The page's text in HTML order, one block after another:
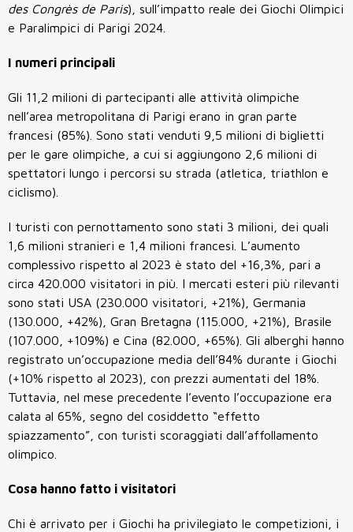
des Congrès de Paris) , sull’impatto reale dei Giochi Olimpici
e Paralimpici di Parigi 2024.
I numeri principali
Gli 11,2 milioni di partecipanti alle attività olimpiche
nell’area metropolitana di Parigi erano in gran parte
francesi (85%). Sono stati venduti 9,5 milioni di biglietti
per le gare olimpiche, a cui si aggiungono 2,6 milioni di
spettatori lungo i percorsi su strada (atletica, triathlon e
ciclismo).
I turisti con pernottamento sono stati 3 milioni, dei quali
1,6 milioni stranieri e 1,4 milioni francesi. L’aumento
complessivo rispetto al 2023 è stato del +16,3%, pari a
circa 420.000 visitatori in più. I mercati esteri più rilevanti
sono stati USA (230.000 visitatori, +21%), Germania
(130.000, +42%), Gran Bretagna (115.000, +21%), Brasile
(107.000, +109%) e Cina (82.000, +65%). Gli alberghi hanno
registrato un’occupazione media dell’84% durante i Giochi
(+10% rispetto al 2023), con prezzi aumentati del 18%.
Tuttavia, nel mese precedente l’evento l’occupazione era
calata al 65%, segno del cosiddetto “effetto
spiazzamento”, con turisti scoraggiati dall’affollamento
olimpico.
Cosa hanno fatto i visitatori
Chi è arrivato per i Giochi ha privilegiato le competizioni, i